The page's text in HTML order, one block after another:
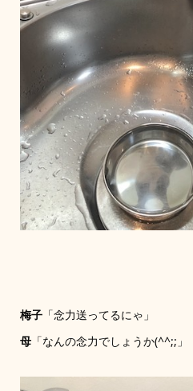
梅子「念力送ってるにゃ」
母「なんの念力でしょうか(^^;;」